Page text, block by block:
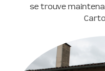
se trouve